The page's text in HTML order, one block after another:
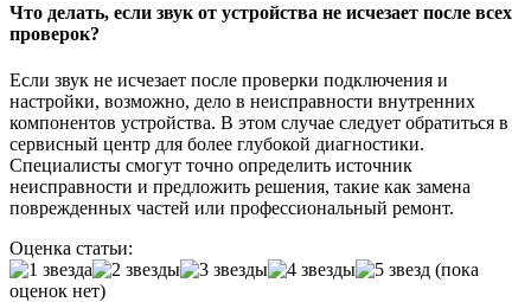
Что делать, если звук от устройства не исчезает после всех
проверок?
Если звук не исчезает после проверки подключения и
настройки, возможно, дело в неисправности внутренних
компонентов устройства. В этом случае следует обратиться в
сервисный центр для более глубокой диагностики.
Специалисты смогут точно определить источник
неисправности и предложить решения, такие как замена
поврежденных частей или профессиональный ремонт.
Оценка статьи:
(пока
оценок нет)